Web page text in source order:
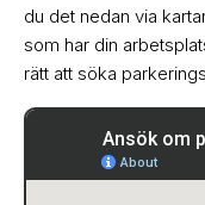
du det nedan via
som har din
rätt att söka